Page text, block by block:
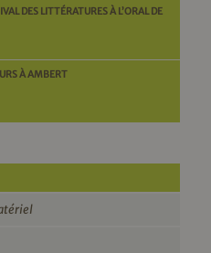
DES LITTÉRATURES À L’ORAL DE
À AMBERT